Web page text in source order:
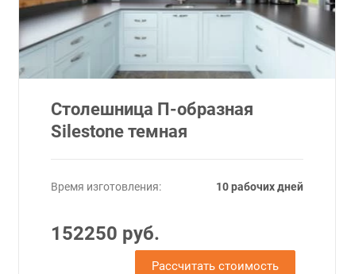
Столешница П-образная
Silestone темная
Время изготовления: 10 рабочих дней
152250 руб.
Рассчитать стоимость